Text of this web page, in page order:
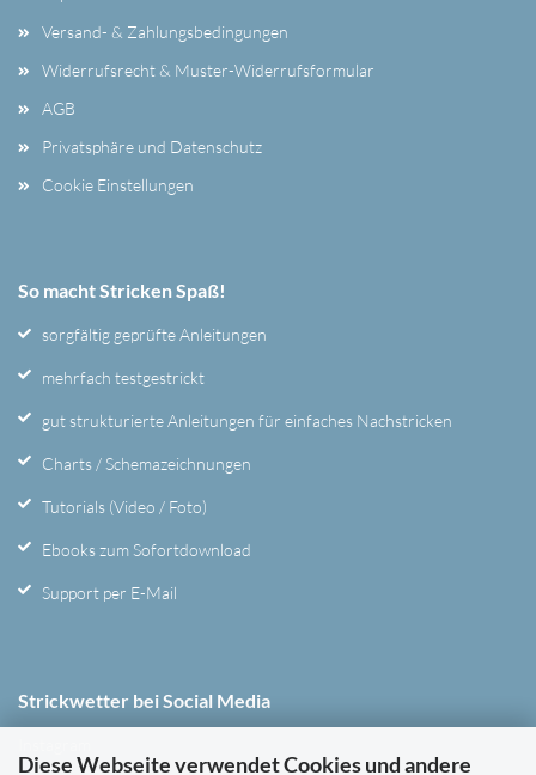
Diese Webseite verwendet Cookies und andere
Versand- & Zahlungsbedingungen
Widerrufsrecht & Muster-Widerrufsformular
AGB
Privatsphäre und Datenschutz
Cookie Einstellungen
So macht Stricken Spaß!
sorgfältig geprüfte Anleitungen
mehrfach testgestrickt
gut strukturierte Anleitungen für einfaches Nachstricken
Charts / Schemazeichnungen
Tutorials (Video / Foto)
Ebooks zum Sofortdownload
Support per E-Mail
Strickwetter bei Social Media